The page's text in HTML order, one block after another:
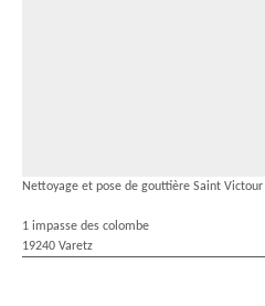
Nettoyage et pose de gouttière Saint Victour
1 impasse des colombe
19240 Varetz